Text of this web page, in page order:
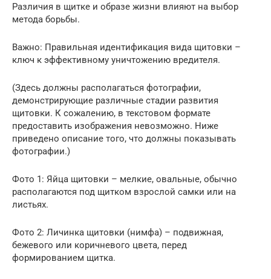
Различия в щитке и образе жизни влияют на выбор
метода борьбы.
Важно: Правильная идентификация вида щитовки –
ключ к эффективному уничтожению вредителя.
(Здесь должны располагаться фотографии,
демонстрирующие различные стадии развития
щитовки. К сожалению, в текстовом формате
предоставить изображения невозможно. Ниже
приведено описание того, что должны показывать
фотографии.)
Фото 1: Яйца щитовки – мелкие, овальные, обычно
располагаются под щитком взрослой самки или на
листьях.
Фото 2: Личинка щитовки (нимфа) – подвижная,
бежевого или коричневого цвета, перед
формированием щитка.